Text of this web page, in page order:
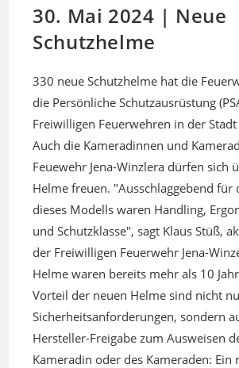
30. Mai 2024 | Neue
Schutzhelme
330 neue Schutzhelme hat die
die Persönliche Schutzausrüstung
Freiwilligen Feuerwehren in der
Auch die Kameradinnen und
Feuewehr Jena-Winzlera dürfen sich
Helme freuen. "Ausschlaggebend für
dieses Modells waren Handling,
und Schutzklasse", sagt Klaus Stüß,
der Freiwilligen Feuerwehr Jena-
Helme waren bereits mehr als 10
Vorteil der neuen Helme sind nicht
Sicherheitsanforderungen, sondern
Hersteller-Freigabe zum Ausweisen
Kameradin oder des Kameraden: Ein